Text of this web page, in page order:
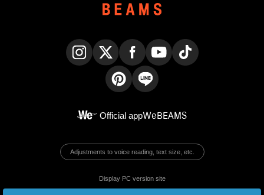
Official appWeBEAMS
Adjustments to voice reading, text size, etc.
Display PC version site